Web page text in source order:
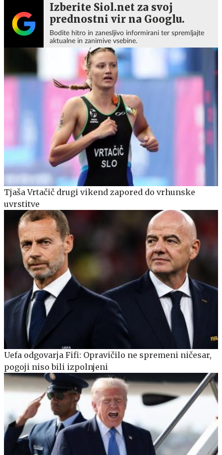
Izberite Siol.net za svoj
prednostni vir na Googlu.
Bodite hitro in zanesljivo informirani ter spremljajte
aktualne in zanimive vsebine.
Tjaša Vrtačič drugi vikend zapored do vrhunske
uvrstitve
Uefa odgovarja Fifi: Opravičilo ne spremeni ničesar,
pogoji niso bili izpolnjeni